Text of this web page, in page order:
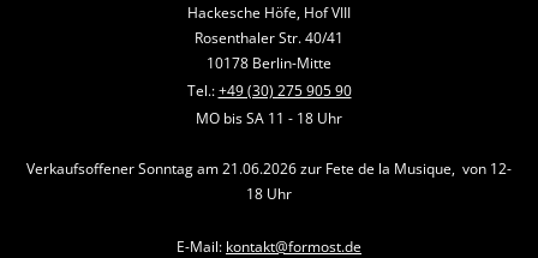
Hackesche Höfe, Hof VIII
Rosenthaler Str. 40/41
10178 Berlin-Mitte
Tel.:+49 (30) 275 905 90
MO bis SA 11 - 18 Uhr
Verkaufsoffener Sonntag am 21.06.2026 zur Fete de la Musique, von 12-
18 Uhr
E-Mail: kontakt@formost.de